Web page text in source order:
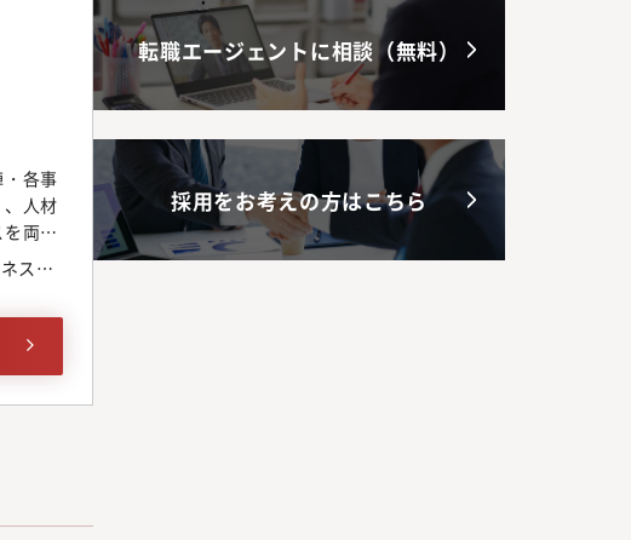
各事
人材
両立
いで
せる
ン
法務
よび
マー
スレ
転職エージェントに相談（無料）
採用をお考えの方はこちら